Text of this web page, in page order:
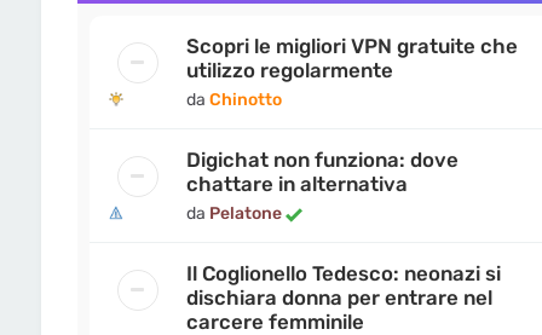
Scopri le migliori VPN gratuite che
utilizzo regolarmente
da Chinotto
Digichat non funziona: dove
chattare in alternativa
da Pelatone
Il Coglionello Tedesco: neonazi si
dischiara donna per entrare nel
carcere femminile